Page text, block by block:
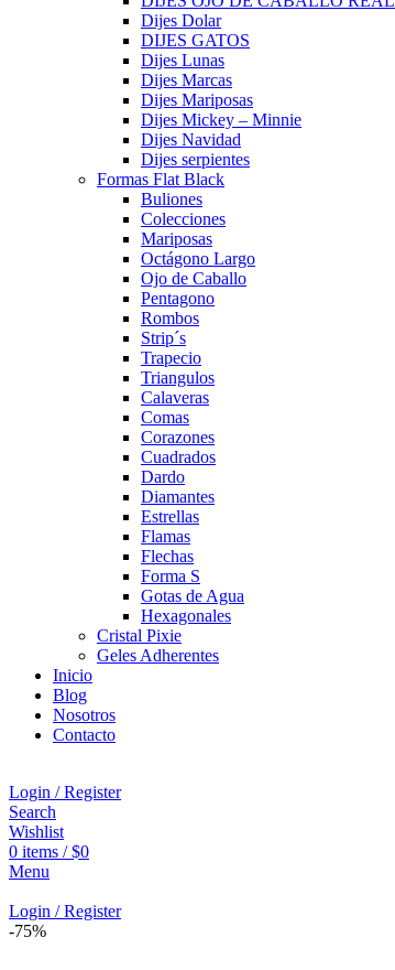
Dijes Dolar
DIJES GATOS
Dijes Lunas
Dijes Marcas
Dijes Mariposas
Dijes Mickey – Minnie
Dijes Navidad
Dijes serpientes
Formas Flat Black
Buliones
Colecciones
Mariposas
Octágono Largo
Ojo de Caballo
Pentagono
Rombos
Strip´s
Trapecio
Triangulos
Calaveras
Comas
Corazones
Cuadrados
Dardo
Diamantes
Estrellas
Flamas
Flechas
Forma S
Gotas de Agua
Hexagonales
Cristal Pixie
Geles Adherentes
Inicio
Blog
Nosotros
Contacto
Login / Register
Search
Wishlist
0 items / $0
Menu
Login / Register
-75%